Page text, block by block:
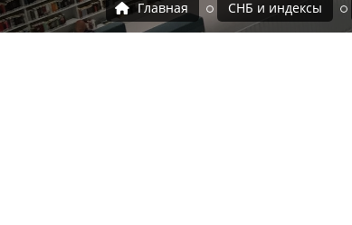
Главная СНБ и индексы